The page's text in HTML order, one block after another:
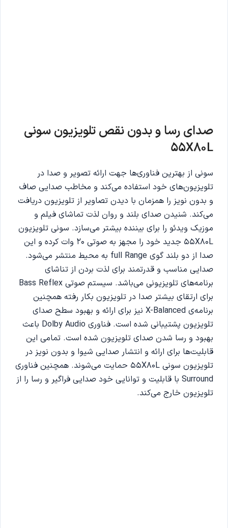
صدای رسا و بدون نقص تلویزیون سونی
55X80L
سونی از بهترین فناوری‌ها جهت ارائه تصویر و صدا در
تلویزیون‌های خود استفاده می‌کند و مخاطب صدایی صاف
و بدون نویز را همزمان با دیدن تصاویر از تلویزیون دریافت
می‌کند. شنیدن صدای بلند و روان لذت تماشای فیلم و
موزیک ویدئو را برای بیننده بیشتر می‌سازد. سونی تلویزیون
55X80L جدید خود را مجهز به صوتی 20 وات کرده و این
صدا از دو بلند گوی full Range به محیط منتشر می‌شود.
صدایی مناسب و قدرتمند برای لذت بردن از تناشای
برنامه‌های تلویزیونی می‌باشد. سیستم صوتی Bass Reflex
برای ارتقای بیشتر صدا در تلویزیون بکار رفته همچنین
برنامه‌ی X-Balanced نیز برای ارائه و بهبود سطح صدای
تلویزیون پشتیبانی شده است. فناوری Dolby Audio باعث
بهبود و رسا شدن صدای تلویزیون شده است. تمامی این
قابلیت‌ها برای ارائه و انتشار صدایی شیوا و بدون نویز در
تلویزیون سونی 55X80L حمایت می‌شوند. همچنین فناوری
Surround با قابلیت و توانایی خود صدایی فراگیر و رسا را از
تلویزیون خارج می‌کند.